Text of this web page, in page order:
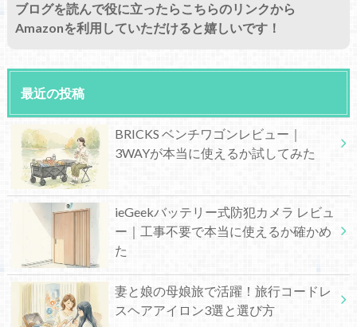
ブログを読んで役に立ったらこちらのリンクから
Amazonを利用していただけると嬉しいです！
最近の投稿
BRICKS ベンチワゴンレビュー｜
3WAYが本当に使えるか試してみた
ieGeekバッテリー式防犯カメラ レビュ
ー｜工事不要で本当に使えるか確かめ
た
妻と娘の母娘旅で活躍！旅行コードレ
スヘアアイロン3選と選び方